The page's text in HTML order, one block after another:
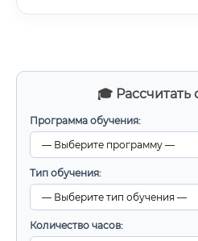
🎓 Рассчитать
Программа обучения:
Тип обучения:
Количество часов: